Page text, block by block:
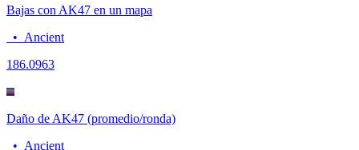
Bajas con AK47 en un mapa
• Ancient
186.0963
Daño de AK47 (promedio/ronda)
• Ancient